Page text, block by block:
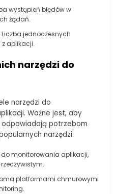
wystąpień błędów w
żądań.
Liczba jednoczesnych
aplikacji.
narzędzi do
narzędzi do
Ważne jest, aby
potrzebom
narzędzi:
do monitorowania aplikacji,
platformami chmurowymi